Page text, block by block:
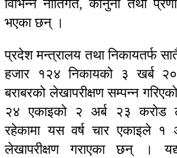
विभिन्न नीतिगत, कानुनी तथा
भएका छन् ।
प्रदेश मन्त्रालय तथा निकायतर्फ
हजार १२४ निकायको ३ खर्ब
बराबरको लेखापरीक्षण सम्पन्न
२४ एकाइको २ अर्ब २३ करोड
रहेकामा यस वर्ष चार एकाइले १
लेखापरीक्षण गराएका छन् ।